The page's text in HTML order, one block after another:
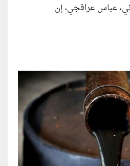
عباس عراقجي، إن